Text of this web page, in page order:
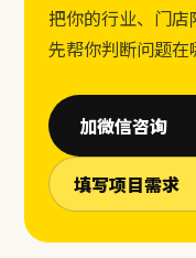
把你的行业、门
先帮你判断问题在
加微信咨询
填写项目需求